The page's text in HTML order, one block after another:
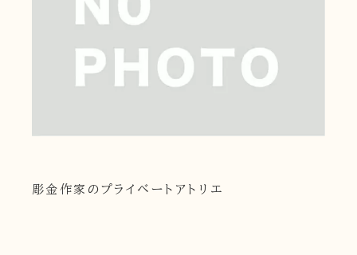
彫金作家のプライベートアトリエ